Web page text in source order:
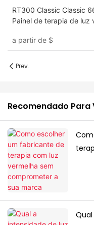
RT300 Classic Classic
Painel de terapia de luz
a partir de $
Prev.
Recomendado Para